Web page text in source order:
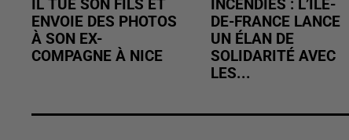
IL TUE SON FILS ET
ENVOIE DES PHOTOS
À SON EX-
COMPAGNE À NICE
INCENDIES : L’ÎLE-
DE-FRANCE LANCE
UN ÉLAN DE
SOLIDARITÉ AVEC
LES...